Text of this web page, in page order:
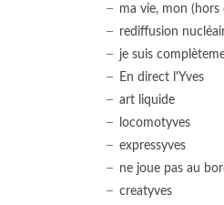
ma vie, mon (hors
rediffusion
je suis
En direct l'Yves
art liquide
locomotyves
expressyves
ne joue pas au
creatyves